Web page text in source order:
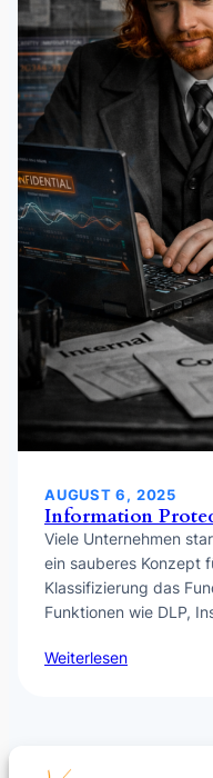
AUGUST 6, 2025
Information
Viele Unternehmen
ein sauberes Konzept
Klassifizierung das
Funktionen wie DLP,
Weiterlesen